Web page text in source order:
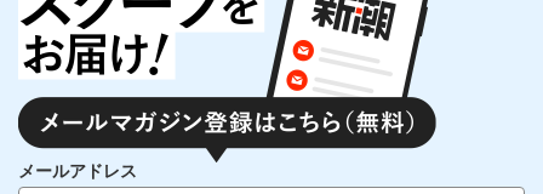
メールアドレス